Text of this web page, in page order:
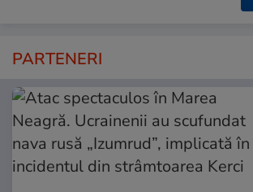
PARTENERI